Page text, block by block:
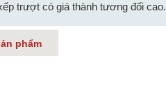
trượt có giá thành tương đối cao.
phẩm